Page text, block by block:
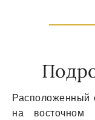
Расположенный
на восточном